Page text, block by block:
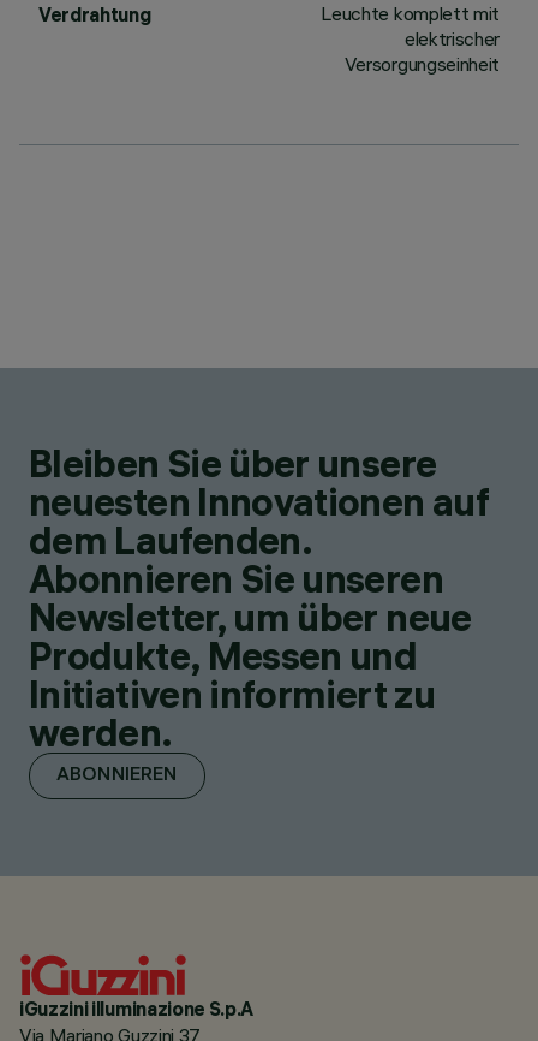
Verdrahtung
Leuchte komplett mit
elektrischer
Versorgungseinheit
Bleiben Sie über unsere
neuesten Innovationen auf
dem Laufenden.
Abonnieren Sie unseren
Newsletter, um über neue
Produkte, Messen und
Initiativen informiert zu
werden.
ABONNIEREN
iGuzzini illuminazione S.p.A
Via Mariano Guzzini 37